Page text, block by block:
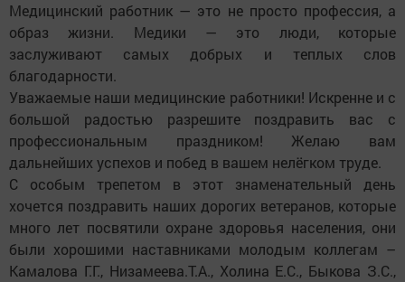
Медицинский работник — это не просто профессия, а
образ жизни. Медики — это люди, которые
заслуживают самых добрых и теплых слов
благодарности.
Уважаемые наши медицинские работники! Искренне и с
большой радостью разрешите поздравить вас с
профессиональным праздником! Желаю вам
дальнейших успехов и побед в вашем нелёгком труде.
С особым трепетом в этот знаменательный день
хочется поздравить наших дорогих ветеранов, которые
много лет посвятили охране здоровья населения, они
были хорошими наставниками молодым коллегам –
Камалова Г.Г., Низамеева.Т.А., Холина Е.С., Быкова З.С.,